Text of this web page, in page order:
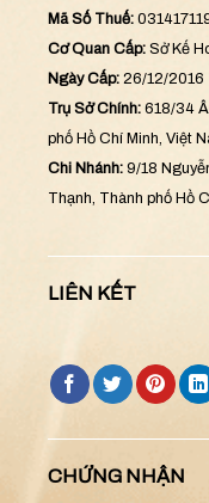
Mã Số Thuế:
Cơ Quan Cấp: Sở Kế
Ngày Cấp: 26/12/2016
Trụ Sở Chính: 618/34
phố Hồ Chí Minh, Việt
Chi Nhánh: 9/18
Thạnh, Thành phố Hồ
LIÊN KẾT
CHỨNG NHẬN